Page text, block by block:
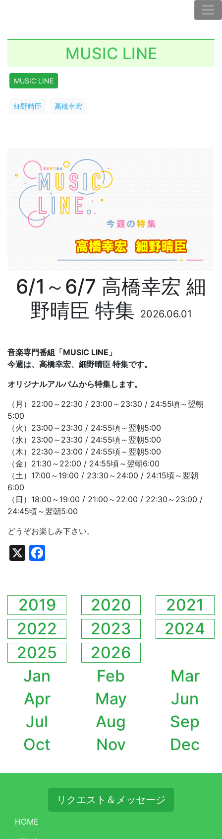
MUSIC LINE
MUSIC LINE
細野晴臣 高橋幸宏
6/1～6/7 高橋幸宏 細
野晴臣 特集 2026.06.01
音楽専門番組「MUSIC LINE」
今週は、高橋幸宏、細野晴臣 特集です。
オリジナルアルバムから特集します。
（月）22:00～22:30 / 23:00～23:30 / 24:55頃～翌朝
5:00
（火）23:00～23:30 / 24:55頃～翌朝5:00
（水）23:00～23:30 / 24:55頃～翌朝5:00
（木）22:30～23:00 / 24:55頃～翌朝5:00
（金）21:30～22:00 / 24:55頃～翌朝6:00
（土）17:00～19:00 / 23:30～24:00 / 24:15頃～翌朝
6:00
（日）18:00～19:00 / 21:00～22:00 / 22:30～23:00 /
24:45頃～翌朝5:00
どうぞお楽しみ下さい。
X
2019 2020
2021
2022
2023
2024
2025
2026
Jan
Feb
Mar
Apr
May
Jun
Jul
Aug
Sep
Oct
Nov Dec
リクエスト＆メッセージ
HOME